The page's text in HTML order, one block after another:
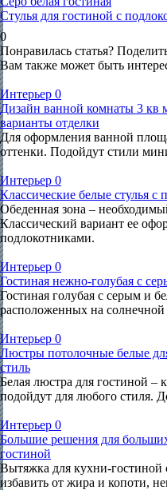
Стулья для гостиной с
0
Понравилась статья?
Вам также может быть
Интерьер 0
Дизайн ванной комнаты 3 кв
варианты отделки
Для оформления ванной
оттенки. Подойдут стили
Интерьер 0
Классические белые стулья с
Обеденная зона –
Классический вариант ее
подлокотниками.
Интерьер 0
Гостиная нежно-голубая с
Гостиная голубая с серым и
расположенных на
Интерьер 0
Люстры потолочные белые
стиль
Белая люстра для гостиной –
подойдут для любого стиля.
Интерьер 0
Большие решения для
гостиной
Вытяжка для кухни-гостиной
избавить от жира и копоти,